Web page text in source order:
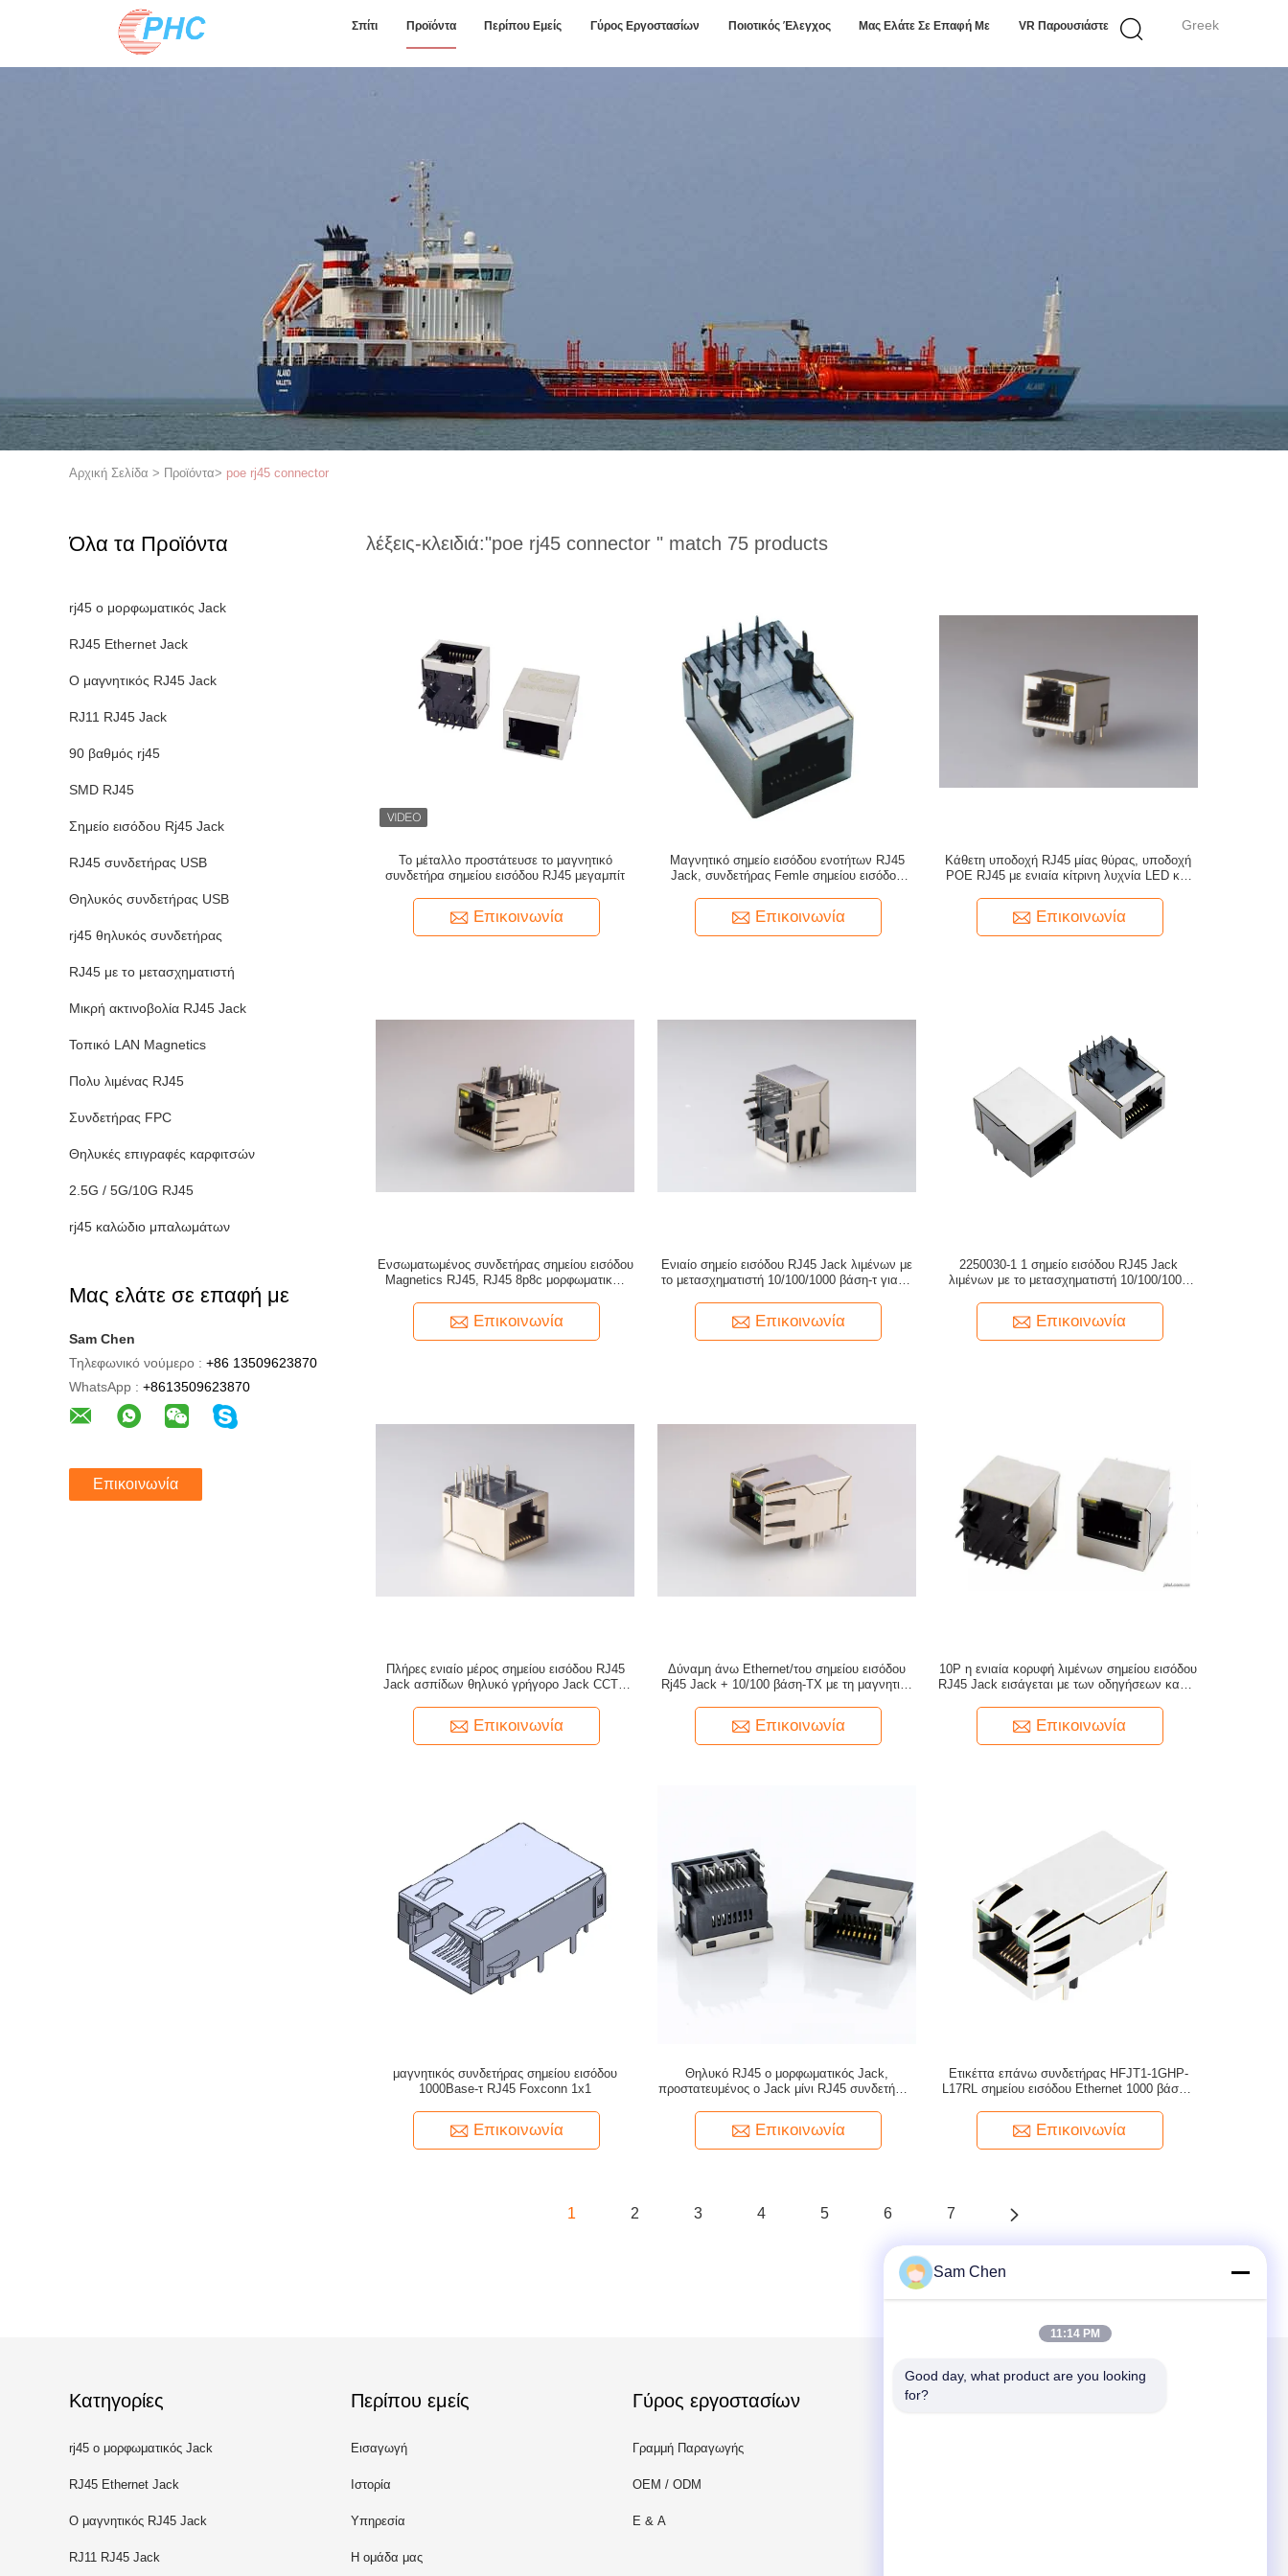
Greek
Σπίτι Προϊόντα Περίπου Εμείς Γύρος Εργοστασίων Ποιοτικός Έλεγχος Μας Ελάτε Σε Επαφή Με VR Παρουσιάστε
Αρχική Σελίδα > Προϊόντα> poe rj45 connector
Όλα τα Προϊόντα
rj45 ο μορφωματικός Jack
RJ45 Ethernet Jack
Ο μαγνητικός RJ45 Jack
RJ11 RJ45 Jack
90 βαθμός rj45
SMD RJ45
Σημείο εισόδου Rj45 Jack
RJ45 συνδετήρας USB
Θηλυκός συνδετήρας USB
rj45 θηλυκός συνδετήρας
RJ45 με το μετασχηματιστή
Μικρή ακτινοβολία RJ45 Jack
Τοπικό LAN Magnetics
Πολυ λιμένας RJ45
Συνδετήρας FPC
Θηλυκές επιγραφές καρφιτσών
2.5G / 5G/10G RJ45
rj45 καλώδιο μπαλωμάτων
Μας ελάτε σε επαφή με
Sam Chen
Τηλεφωνικό νούμερο : +86 13509623870
WhatsApp : +8613509623870
Επικοινωνία
λέξεις-κλειδιά:"poe rj45 connector " match 75 products
Το μέταλλο προστάτευσε το μαγνητικό
συνδετήρα σημείου εισόδου RJ45 μεγαμπίτ
Επικοινωνία
Μαγνητικό σημείο εισόδου ενοτήτων RJ45
Jack, συνδετήρας Femle σημείου εισόδου
Επικοινωνία
Κάθετη υποδοχή RJ45 μίας θύρας, υποδοχή
POE RJ45 με ενιαία κίτρινη λυχνία LED και
Επικοινωνία
Ενσωματωμένος συνδετήρας σημείου εισόδου
Magnetics RJ45, RJ45 8p8c μορφωματικός
μετασχηματιστές των οδηγήσεων
Επικοινωνία
Ενιαίο σημείο εισόδου RJ45 Jack λιμένων με
το μετασχηματιστή 10/100/1000 βάση-τ για το
Επικοινωνία
2250030-1 1 σημείο εισόδου RJ45 Jack
λιμένων με το μετασχηματιστή 10/100/1000
Επικοινωνία
Πλήρες ενιαίο μέρος σημείου εισόδου RJ45
Jack ασπίδων θηλυκό γρήγορο Jack CCTV
Επικοινωνία
Δύναμη άνω Ethernet/του σημείου εισόδου
Rj45 Jack + 10/100 βάση-TX με τη μαγνητική
Επικοινωνία
10P η ενιαία κορυφή λιμένων σημείου εισόδου
RJ45 Jack εισάγεται με των οδηγήσεων και το
Επικοινωνία
μαγνητικός συνδετήρας σημείου εισόδου
1000Base-τ RJ45 Foxconn 1x1
Επικοινωνία
Θηλυκό RJ45 ο μορφωματικός Jack,
προστατευμένος ο Jack μίνι RJ45 συνδετήρας
Επικοινωνία
Ετικέττα επάνω συνδετήρας HFJT1-1GHP-
L17RL σημείου εισόδου Ethernet 1000 βάση-τ
Επικοινωνία
1 2 3 4 5 6 7
Κατηγορίες
rj45 ο μορφωματικός Jack
RJ45 Ethernet Jack
Ο μαγνητικός RJ45 Jack
RJ11 RJ45 Jack
Περίπου εμείς
Εισαγωγή
Ιστορία
Υπηρεσία
Η ομάδα μας
Γύρος εργοστασίων
Γραμμή Παραγωγής
OEM / ODM
Ε & Α
Στείλτε μας μήνυμα
Sam Chen
11:14 PM
Good day, what product are you looking
for?